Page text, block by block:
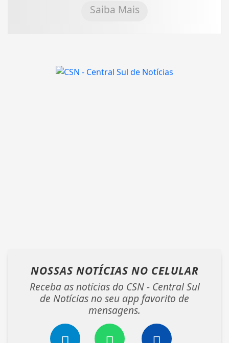
Saiba Mais
NOSSAS NOTÍCIAS NO CELULAR
Receba as notícias do CSN - Central Sul
de Notícias no seu app favorito de
mensagens.